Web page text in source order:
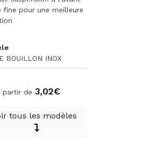
fine pour une meilleure
BOUILLON INOX
partir de 3,02€
tous les modèles